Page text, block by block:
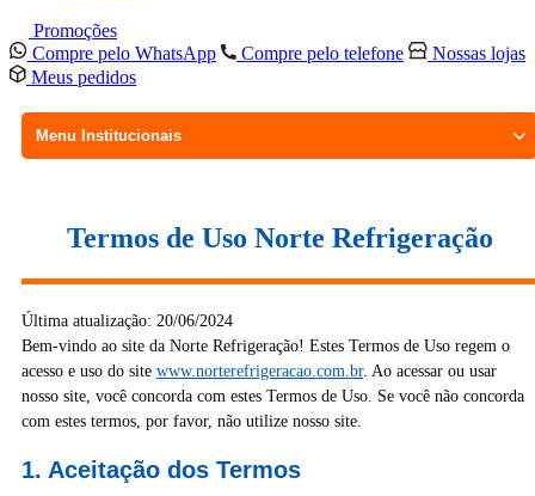
Promoções
Compre pelo WhatsApp
Compre pelo telefone
Nossas lojas
Meus pedidos
Menu Institucionais
Termos de Uso Norte Refrigeração
Última atualização: 20/06/2024
Bem-vindo ao site da Norte Refrigeração! Estes Termos de Uso regem o
acesso e uso do site www.norterefrigeracao.com.br. Ao acessar ou usar
nosso site, você concorda com estes Termos de Uso. Se você não concorda
com estes termos, por favor, não utilize nosso site.
1. Aceitação dos Termos